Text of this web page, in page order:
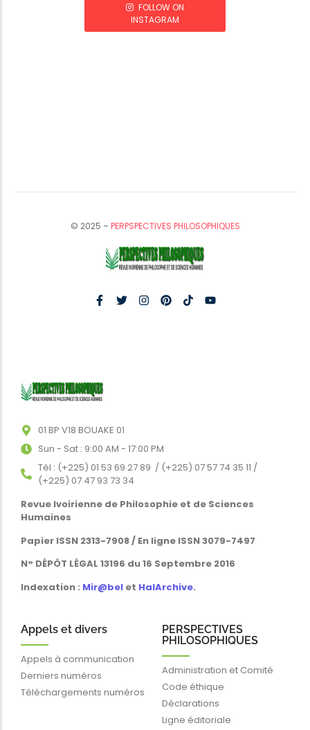
FOLLOW ON
INSTAGRAM
© 2025 –PERPSPECTIVES PHILOSOPHIQUES
01 BP V18 BOUAKE 01
Sun - Sat : 9:00 AM - 17:00 PM
Tél : (+225) 01 53 69 27 89 / (+225) 07 57 74 35 11 /
(+225) 07 47 93 73 34
Revue Ivoirienne de Philosophie et de Sciences
Humaines
Papier ISSN 2313-7908 / En ligne ISSN 3079-7497
N° DÉPÔT LÉGAL 13196 du 16 Septembre 2016
Indexation : Mir@bel et HalArchive.
Appels et divers
Appels à communication
Derniers numéros
Téléchargements numéros
PERSPECTIVES
PHILOSOPHIQUES
Administration et Comité
Code éthique
Déclarations
Ligne éditoriale